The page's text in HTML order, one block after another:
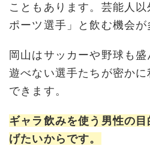
こともあります。芸能人
ポーツ選手」と飲む機会が
岡山はサッカーや野球も
遊べない選手たちが密か
できます。
ギャラ飲みを使う男性の
げたいからです。